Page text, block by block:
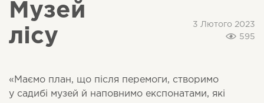
Музей
лісу
3 Лютого 2023
595
«Маємо план, що після перемоги, створимо
у садибі музей й наповнимо експонатами, які